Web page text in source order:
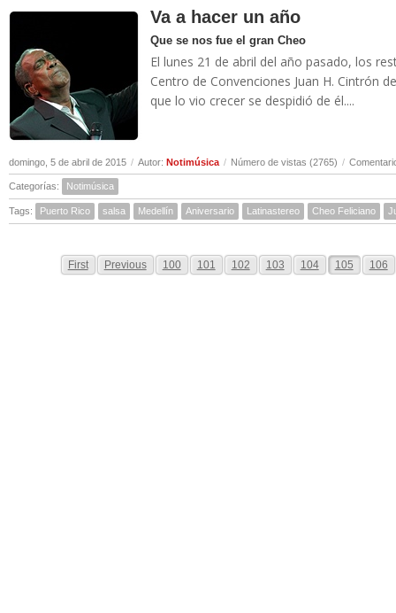
Va a hacer un año
Que se nos fue el gran Cheo
El lunes 21 de abril del año pasado, los
Centro de Convenciones Juan H. Cintrón
que lo vio crecer se despidió de él....
domingo, 5 de abril de 2015 / Autor: Notimúsica / Número de vistas (2765) /
Categorías: Notimúsica
Tags: Puerto Rico salsa Medellín Aniversario Latinastereo Cheo Feliciano
First Previous 100 101 102 103 104 105 106